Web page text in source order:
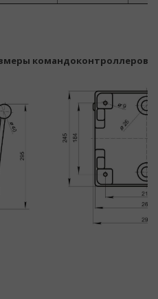
командоконтроллеров